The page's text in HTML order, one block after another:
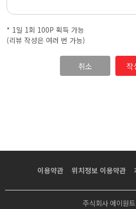
내
근
지
가
* 1일 1회 100P 획득 가능
(리뷰 작성은 여러 번 가능)
취소
이용약관 위치정보 이용약관
주식회사 에이원트